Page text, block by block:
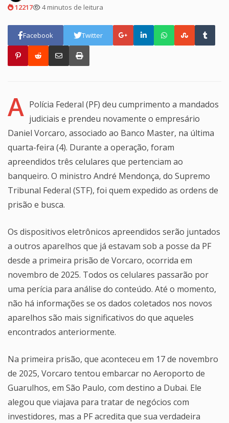
12217
4 minutos de leitura
Facebook Twitter
A Polícia Federal (PF) deu cumprimento a mandados
judiciais e prendeu novamente o empresário
Daniel Vorcaro, associado ao Banco Master, na última
quarta-feira (4). Durante a operação, foram
apreendidos três celulares que pertenciam ao
banqueiro. O ministro André Mendonça, do Supremo
Tribunal Federal (STF), foi quem expedido as ordens de
prisão e busca.
Os dispositivos eletrônicos apreendidos serão juntados
a outros aparelhos que já estavam sob a posse da PF
desde a primeira prisão de Vorcaro, ocorrida em
novembro de 2025. Todos os celulares passarão por
uma perícia para análise do conteúdo. Até o momento,
não há informações se os dados coletados nos novos
aparelhos são mais significativos do que aqueles
encontrados anteriormente.
Na primeira prisão, que aconteceu em 17 de novembro
de 2025, Vorcaro tentou embarcar no Aeroporto de
Guarulhos, em São Paulo, com destino a Dubai. Ele
alegou que viajava para tratar de negócios com
investidores, mas a PF acredita que sua verdadeira